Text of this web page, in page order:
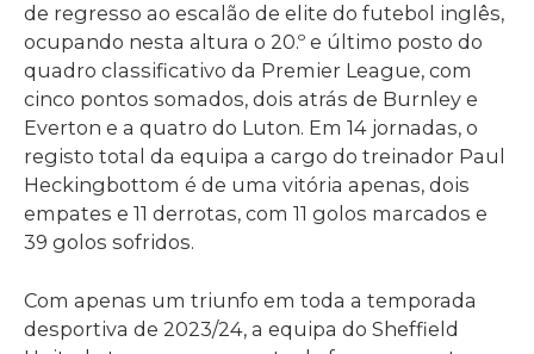
de regresso ao escalão de elite do futebol inglês,
ocupando nesta altura o 20.º e último posto do
quadro classificativo da Premier League, com
cinco pontos somados, dois atrás de Burnley e
Everton e a quatro do Luton. Em 14 jornadas, o
registo total da equipa a cargo do treinador Paul
Heckingbottom é de uma vitória apenas, dois
empates e 11 derrotas, com 11 golos marcados e
39 golos sofridos.
Com apenas um triunfo em toda a temporada
desportiva de 2023/24, a equipa do Sheffield